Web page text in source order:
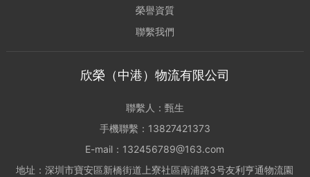
榮譽資質
聯繫我們
欣榮（中港）物流有限公司
聯繫人：甄生
手機聯繫：13827421373
E-mail：132456789@163.com
地址：深圳市寶安區新橋街道上寮社區南浦路3号友利亨通物流園